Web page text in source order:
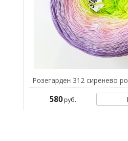
Розегарден 312 сиренево
580руб.